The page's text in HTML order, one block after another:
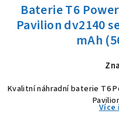
Baterie T6
Pavilion dv2140
mAh
Kvalitní náhradní baterie T6
Více